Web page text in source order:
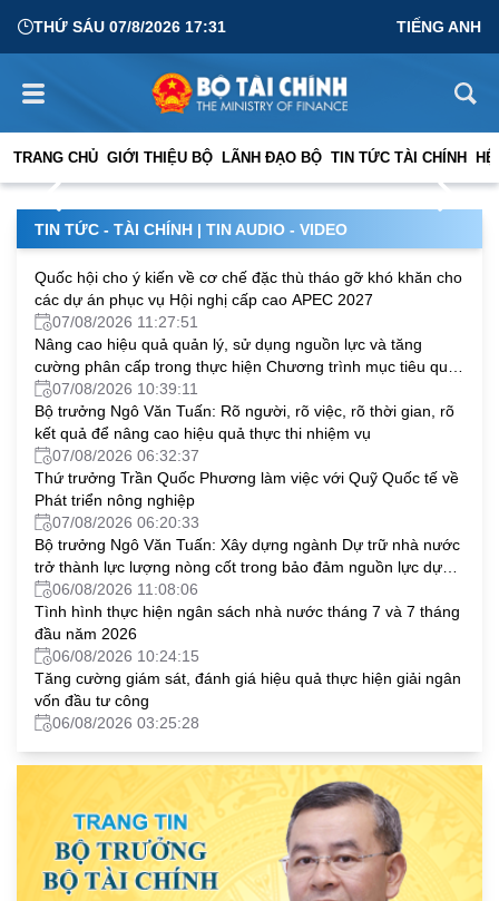
THỨ SÁU 07/8/2026 17:31 TIẾNG ANH
TRANG CHỦ GIỚI THIỆU BỘ LÃNH ĐẠO BỘ TIN TỨC TÀI CHÍNH HỆ
Tăng cường giám sát, đánh giá hiệu quả thực hiện giải
ngân vốn đầu tư công
TIN TỨC - TÀI CHÍNH | TIN AUDIO - VIDEO
Quốc hội cho ý kiến về cơ chế đặc thù tháo gỡ khó khăn cho
các dự án phục vụ Hội nghị cấp cao APEC 2027
07/08/2026 11:27:51
Nâng cao hiệu quả quản lý, sử dụng nguồn lực và tăng
cường phân cấp trong thực hiện Chương trình mục tiêu quốc
gia07/08/2026 10:39:11
Bộ trưởng Ngô Văn Tuấn: Rõ người, rõ việc, rõ thời gian, rõ
kết quả để nâng cao hiệu quả thực thi nhiệm vụ
07/08/2026 06:32:37
Thứ trưởng Trần Quốc Phương làm việc với Quỹ Quốc tế về
Phát triển nông nghiệp
07/08/2026 06:20:33
Bộ trưởng Ngô Văn Tuấn: Xây dựng ngành Dự trữ nhà nước
trở thành lực lượng nòng cốt trong bảo đảm nguồn lực dự
trữ chiến lược quốc gia
06/08/2026 11:08:06
Tình hình thực hiện ngân sách nhà nước tháng 7 và 7 tháng
đầu năm 2026
06/08/2026 10:24:15
Tăng cường giám sát, đánh giá hiệu quả thực hiện giải ngân
vốn đầu tư công
06/08/2026 03:25:28